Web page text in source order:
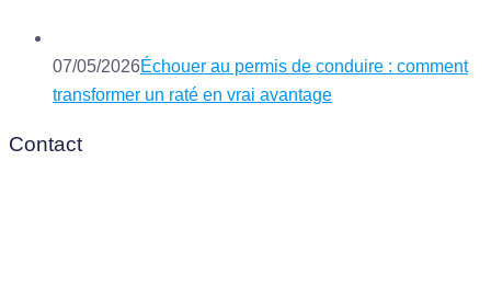
07/05/2026Échouer au permis de conduire : comment
transformer un raté en vrai avantage
Contact